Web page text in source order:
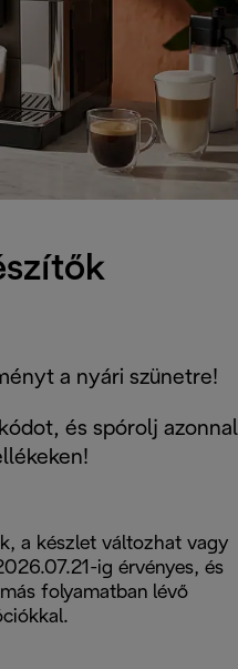
a nyári szünetre!
és spórolj
a készlet változhat vagy
ig érvényes, és
folyamatban lévő